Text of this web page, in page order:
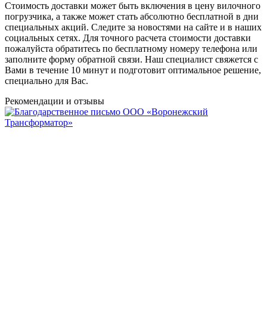
Стоимость доставки может быть включения в цену вилочного
погрузчика, а также может стать абсолютно бесплатной в дни
специальных акций. Следите за новостями на сайте и в наших
социальных сетях. Для точного расчета стоимости доставки
пожалуйста обратитесь по бесплатному номеру телефона или
заполните форму обратной связи. Наш специалист свяжется с
Вами в течение 10 минут и подготовит оптимальное решение,
специально для Вас.
Рекомендации и отзывы